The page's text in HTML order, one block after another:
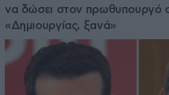
να δώσει στον πρωθυπουργό
«Δημιουργίας, ξανά»